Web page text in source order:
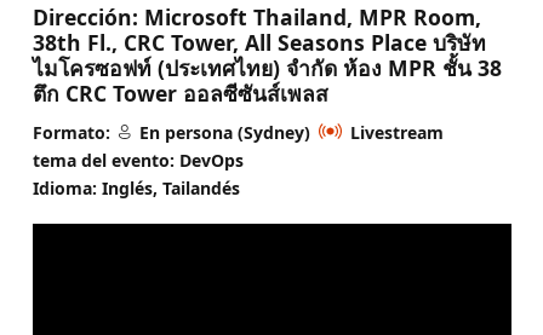
Dirección: Microsoft Thailand, MPR Room,
38th Fl., CRC Tower, All Seasons Place บริษัท
ไมโครซอฟท์ (ประเทศไทย) จำกัด ห้อง MPR ชั้น 38
ตึก CRC Tower ออลซีซันส์เพลส
Formato: En persona (Sydney)
Livestream
tema del evento: DevOps
Idioma: Inglés, Tailandés